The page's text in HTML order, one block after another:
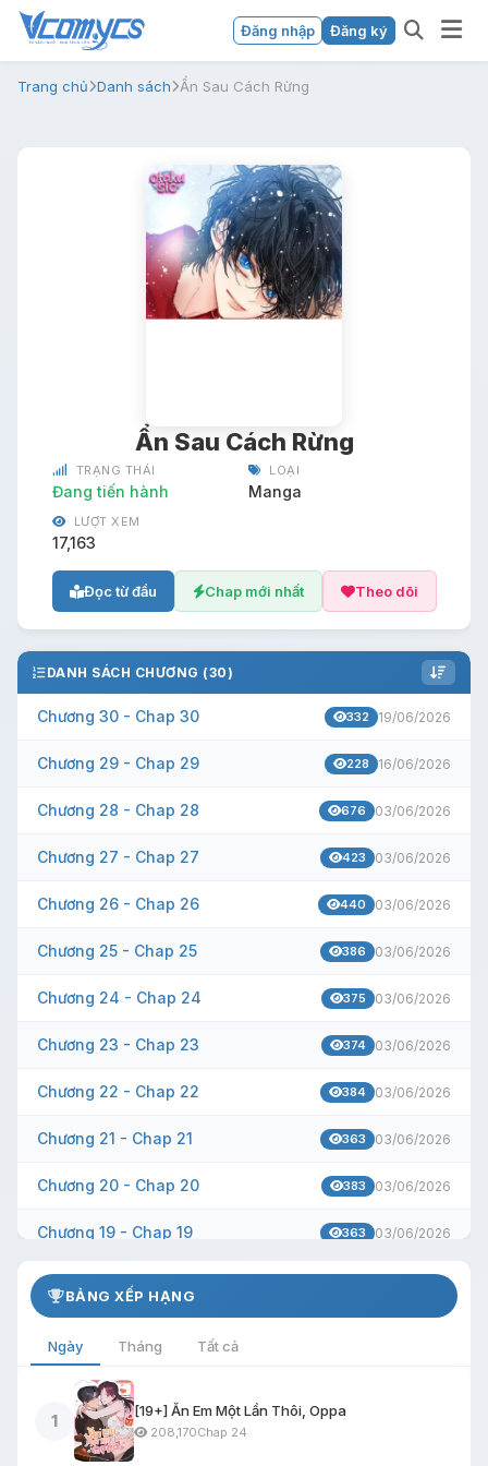
Đăng nhập Đăng ký
Trang chủ Danh sách Ẩn Sau Cách Rừng
Ẩn Sau Cách Rừng
TRẠNG THÁI
Đang tiến hành
LOẠI
Manga
LƯỢT XEM
17,163
Đọc từ đầu Chap mới nhất Theo dõi
DANH SÁCH CHƯƠNG (30)
Chương 30 - Chap 30 332 19/06/2026
Chương 29 - Chap 29 228 16/06/2026
Chương 28 - Chap 28 676 03/06/2026
Chương 27 - Chap 27 423 03/06/2026
Chương 26 - Chap 26 440 03/06/2026
Chương 25 - Chap 25 386 03/06/2026
Chương 24 - Chap 24 375 03/06/2026
Chương 23 - Chap 23 374 03/06/2026
Chương 22 - Chap 22 384 03/06/2026
Chương 21 - Chap 21 363 03/06/2026
Chương 20 - Chap 20 383 03/06/2026
Chương 19 - Chap 19 363 03/06/2026
Chương 18 - Chap 18 373 03/06/2026
Chương 15 - Chap 15 370
BẢNG XẾP HẠNG
Ngày Tháng Tất cả
1
[19+] Ăn Em Một Lần Thôi, Oppa
208,170Chap 24